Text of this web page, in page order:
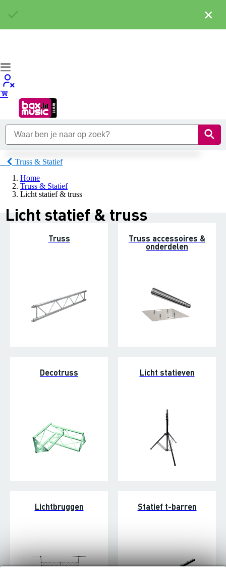
Truss & Statief
Home
Truss & Statief
Licht statief & truss
Licht statief & truss
Truss Truss accessoires &
onderdelen
Decotruss Licht statieven
Lichtbruggen Statief t-barren
×